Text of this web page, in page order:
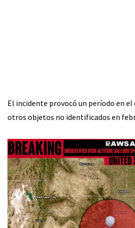
El incidente provocó un período en
otros objetos no identificados en